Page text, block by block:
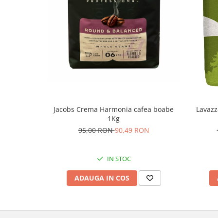
Compozitie si origine
Compozitie
Arabica si
Blend
Nespecificat
Note cafea Nuci, Citrice
Jacobs Crema Harmonia cafea boabe
1Kg
95,00 RON90,49 RON
IN STOC
ADAUGA IN COS